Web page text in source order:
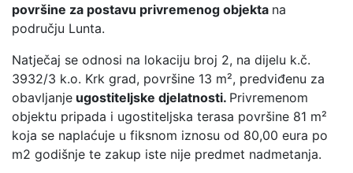
površine za postavu privremenog objekta na
području Lunta.
Natječaj se odnosi na lokaciju broj 2, na dijelu k.č.
3932/3 k.o. Krk grad, površine 13 m², predviđenu za
obavljanje ugostiteljske djelatnosti. Privremenom
objektu pripada i ugostiteljska terasa površine 81 m²
koja se naplaćuje u fiksnom iznosu od 80,00 eura po
m2 godišnje te zakup iste nije predmet nadmetanja.